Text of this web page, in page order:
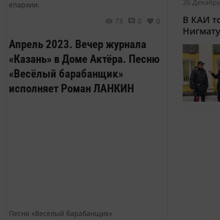
епархии.
73
0 0
Апрель 2023. Вечер журнала
«Казань» в Доме Актёра. Песню
«Весёлый барабанщик»
исполняет Роман ЛАНКИН
Песня «Веселый барабанщик»
26
В КАИ